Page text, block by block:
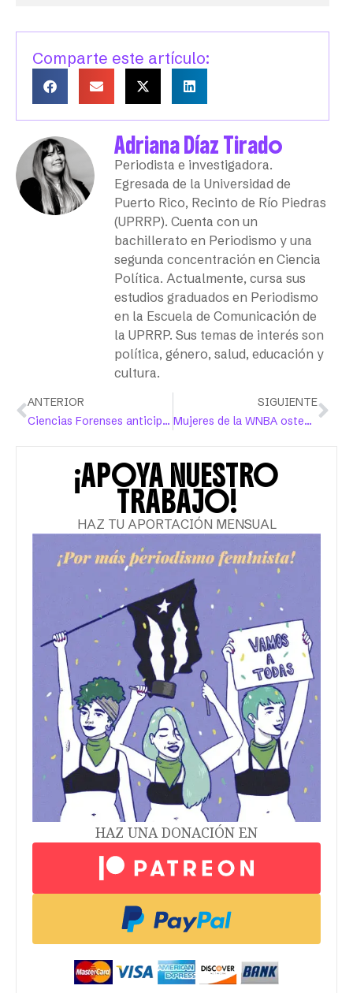
Comparte este artículo:
Adriana Díaz Tirado
Periodista e investigadora.
Egresada de la Universidad de
Puerto Rico, Recinto de Río Piedras
(UPRRP). Cuenta con un
bachillerato en Periodismo y una
segunda concentración en Ciencia
Política. Actualmente, cursa sus
estudios graduados en Periodismo
en la Escuela de Comunicación de
la UPRRP. Sus temas de interés son
política, género, salud, educación y
cultura.
ANTERIOR
Ciencias Forenses anticipa reclutamiento de especialistas para analizar SAFE kits aún pendientes de examen
SIGUIENTE
Mujeres de la WNBA ostentan trayectoria de luchas sociales
¡APOYA NUESTRO
TRABAJO!
HAZ TU APORTACIÓN MENSUAL
HAZ UNA DONACIÓN EN